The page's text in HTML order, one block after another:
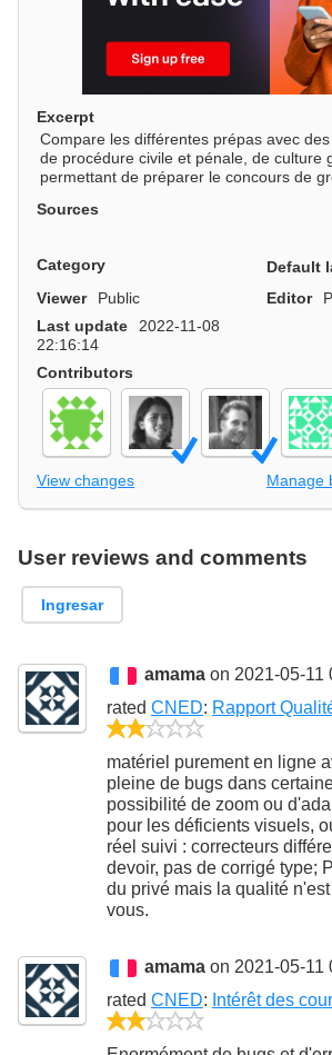
Excerpt
Compare les différentes prépas avec
de procédure civile et pénale, de culture
permettant de préparer le concours de
Sources
Category Default
Viewer
Public Editor
Last update
2022-11-08
22:16:14
Contributors
View changes Manage
User reviews and comments
Ingresar
amama on 2021-05-11
rated CNED: Rapport
matériel purement en ligne
pleine de bugs dans
possibilité de zoom ou
pour les déficients visuels,
réel suivi : correcteurs
devoir, pas de corrigé type;
du privé mais la qualité
vous.
amama on 2021-05-11
rated CNED: Intérêt des